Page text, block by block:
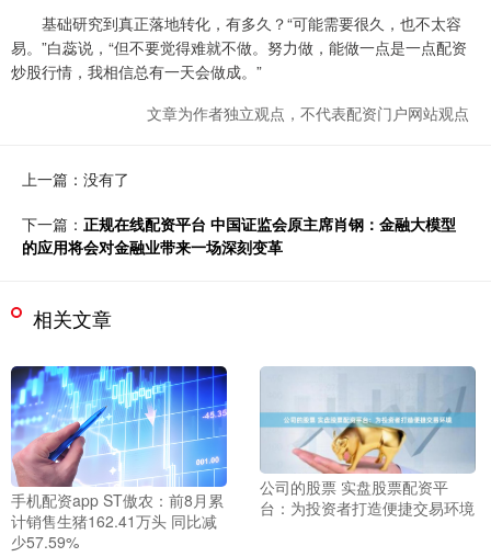
基础研究到真正落地转化，有多久？“可能需要很久，也不太容
易。”白蕊说，“但不要觉得难就不做。努力做，能做一点是一点配资
炒股行情，我相信总有一天会做成。”
文章为作者独立观点，不代表配资门户网站观点
上一篇：没有了
下一篇： 正规在线配资平台 中国证监会原主席肖钢：金融大模型
的应用将会对金融业带来一场深刻变革
相关文章
手机配资app ST傲农：前8月累
计销售生猪162.41万头 同比减
少57.59%
公司的股票 实盘股票配资平
台：为投资者打造便捷交易环境